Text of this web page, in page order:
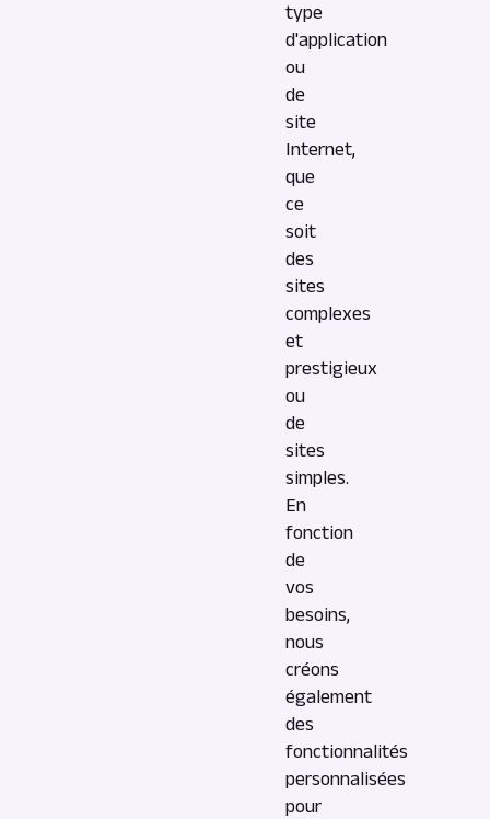
type
d'application
ou
de
site
Internet,
que
ce
soit
des
sites
complexes
et
prestigieux
ou
de
sites
simples.
En
fonction
de
vos
besoins,
nous
créons
également
des
fonctionnalités
personnalisées
pour